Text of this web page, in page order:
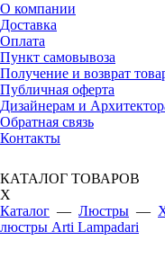
О компании
Доставка
Оплата
Пункт самовывоза
Получение и возврат
Публичная оферта
Дизайнерам и
Обратная связь
Контакты
КАТАЛОГ ТОВАРОВ
X
Каталог — Люстры —
люстры Arti Lampadari